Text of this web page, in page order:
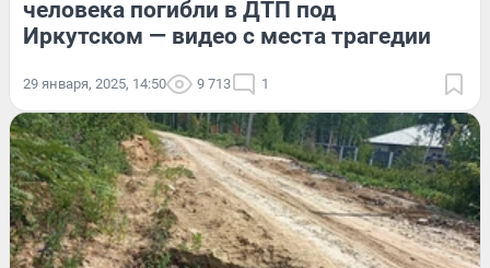
человека погибли в ДТП под
Иркутском — видео с места трагедии
29 января, 2025, 14:50 9 713 1